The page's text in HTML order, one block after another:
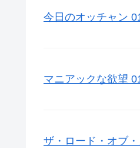
今日のオッチャン
マニアックな欲望
ザ・ロード・オブ